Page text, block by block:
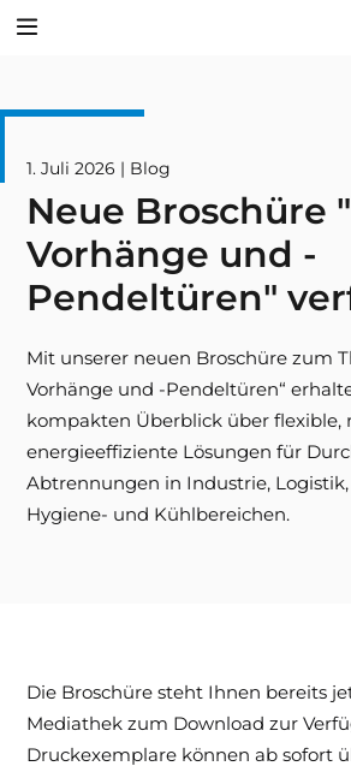
Service
Aktuelles
Programme
Prospektanforderung
steinau Akademie
1. Juli 2026 | Blog
Neue Broschüre
Vorhänge und -
Pendeltüren"
Mit unserer neuen Broschüre zum
Vorhänge und -Pendeltüren“
kompakten Überblick über flexible,
energieeffiziente Lösungen für
Abtrennungen in Industrie,
Hygiene- und Kühlbereichen.
Die Broschüre steht Ihnen bereits
Mediathek zum Download zur
Druckexemplare können ab sofort